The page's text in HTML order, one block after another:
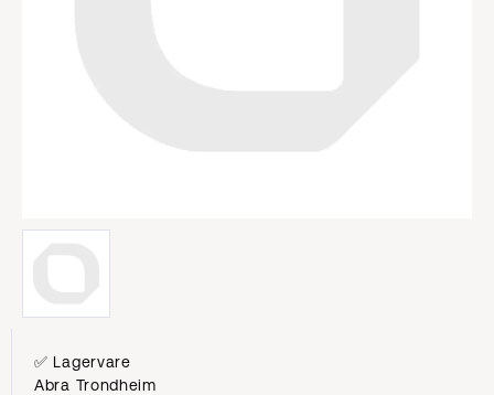
✅ Lagervare
Abra Trondheim